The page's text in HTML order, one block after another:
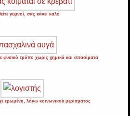
γυμνοί, σας κάνει καλό
τρόπο χωρίς χημικά και σπασίματα
ερωμένη, λόγω κοινωνικού μερίσματος